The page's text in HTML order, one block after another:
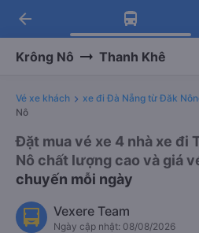
Tải app Vexere
Nhận ưu đãi thành
Tải app Vexere
-30k/ghế khi đặt vé
arrow_back
Krông Nô Thanh Khê
Vé xe khách xe đi Đà Nẵng từ Đăk
Nô
Đặt mua vé xe 4 nhà xe đi
Nô chất lượng cao và giá
chuyến mỗi ngày
Vexere Team
Ngày cập nhật: 08/08/2026